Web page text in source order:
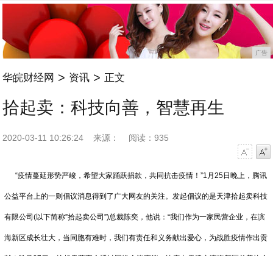
广告
华皖财经网 > 资讯 > 正文
拾起卖：科技向善，智慧再生
2020-03-11 10:26:24 来源：
阅读：935
“疫情蔓延形势严峻，希望大家踊跃捐款，共同抗击疫情！”1月25日晚上，腾讯
公益平台上的一则倡议消息得到了广大网友的关注。发起倡议的是天津拾起卖科技
有限公司(以下简称”拾起卖公司”)总裁陈奕，他说：“我们作为一家民营企业，在滨
海新区成长壮大，当同胞有难时，我们有责任和义务献出爱心，为战胜疫情作出贡